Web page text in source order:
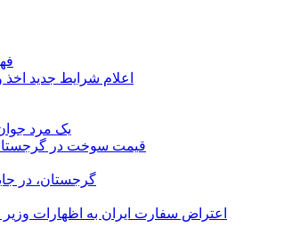
اعلام شرایط جدید
یک مرد جوان
قیمت سوخت در
گرجستان، در
اعتراض سفارت ایران به اظهارات